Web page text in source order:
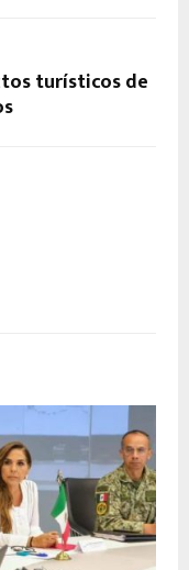
turísticos de